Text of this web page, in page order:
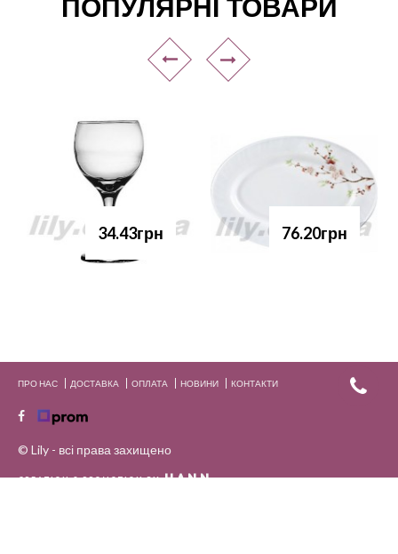
ПОПУЛЯРНІ ТОВАРИ
34.43грн 76.20грн
ПРО НАС ДОСТАВКА ОПЛАТА НОВИНИ КОНТАКТИ
© Lily - всі права захищено
CREATION & PROMOTION BYHANN.